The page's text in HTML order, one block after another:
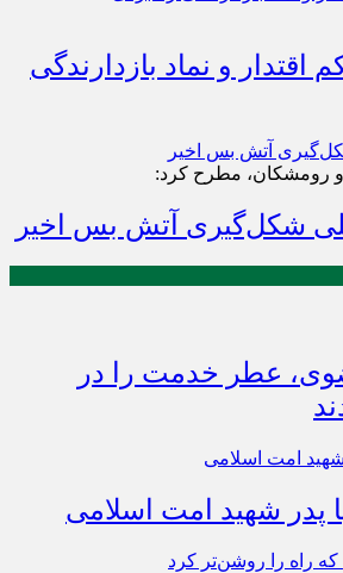
اقتدار و نماد بازدارندگی
رومشکان، مطرح کرد:
شکل‌گیری آتش بس اخیر
عطر خدمت را در
پدر شهید امت اسلامی